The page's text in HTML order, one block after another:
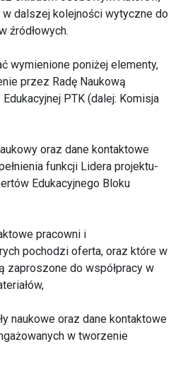
dalszej kolejności wytyczne do
źródłowych.
wymienione poniżej elementy,
przez Radę Naukową
PTK (dalej: Komisja
oraz dane kontaktowe
funkcji Lidera projektu-
Edukacyjnego Bloku
pracowni i
pochodzi oferta, oraz które w
zaproszone do współpracy w
naukowe oraz dane kontaktowe
w tworzenie